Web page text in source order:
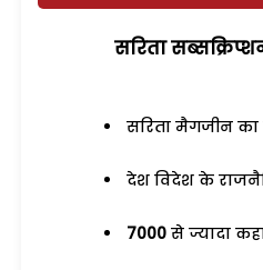
सरिता
सरिता मैगजीन
देश विदेश के
7000 से ज्यादा